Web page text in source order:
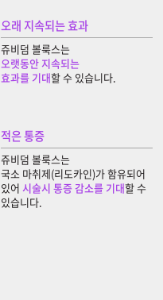
오래 지속되는 효과
쥬비덤 볼룩스는
오랫동안 지속되는
효과를 기대할 수 있습니다.
적은 통증
쥬비덤 볼룩스는
국소 마취제(리도카인)가 함유되어
있어 시술시 통증 감소를 기대할 수
있습니다.